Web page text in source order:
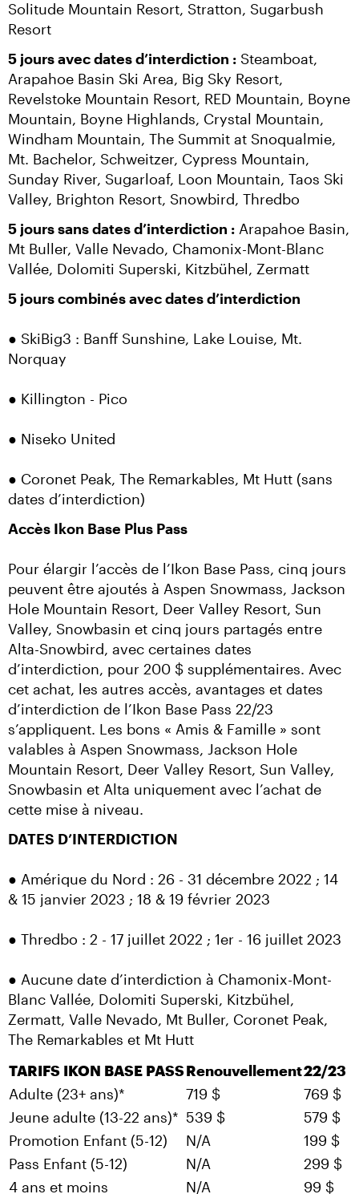
Solitude Mountain Resort, Stratton, Sugarbush
Resort
5 jours avec dates d’interdiction : Steamboat,
Arapahoe Basin Ski Area, Big Sky Resort,
Revelstoke Mountain Resort, RED Mountain, Boyne
Mountain, Boyne Highlands, Crystal Mountain,
Windham Mountain, The Summit at Snoqualmie,
Mt. Bachelor, Schweitzer, Cypress Mountain,
Sunday River, Sugarloaf, Loon Mountain, Taos Ski
Valley, Brighton Resort, Snowbird, Thredbo
5 jours sans dates d’interdiction : Arapahoe Basin,
Mt Buller, Valle Nevado, Chamonix-Mont-Blanc
Vallée, Dolomiti Superski, Kitzbühel, Zermatt
5 jours combinés avec dates d’interdiction
● SkiBig3 : Banff Sunshine, Lake Louise, Mt.
Norquay
● Killington - Pico
● Niseko United
● Coronet Peak, The Remarkables, Mt Hutt (sans
dates d’interdiction)
Accès Ikon Base Plus Pass
Pour élargir l’accès de l’Ikon Base Pass, cinq jours
peuvent être ajoutés à Aspen Snowmass, Jackson
Hole Mountain Resort, Deer Valley Resort, Sun
Valley, Snowbasin et cinq jours partagés entre
Alta-Snowbird, avec certaines dates
d’interdiction, pour 200 $ supplémentaires. Avec
cet achat, les autres accès, avantages et dates
d’interdiction de l’Ikon Base Pass 22/23
s’appliquent. Les bons « Amis & Famille » sont
valables à Aspen Snowmass, Jackson Hole
Mountain Resort, Deer Valley Resort, Sun Valley,
Snowbasin et Alta uniquement avec l’achat de
cette mise à niveau.
DATES D’INTERDICTION
● Amérique du Nord : 26 - 31 décembre 2022 ; 14
& 15 janvier 2023 ; 18 & 19 février 2023
● Thredbo : 2 - 17 juillet 2022 ; 1er - 16 juillet 2023
● Aucune date d’interdiction à Chamonix-Mont-
Blanc Vallée, Dolomiti Superski, Kitzbühel,
Zermatt, Valle Nevado, Mt Buller, Coronet Peak,
The Remarkables et Mt Hutt
TARIFS IKON BASE PASSRenouvellement22/23
Adulte (23+ ans)*
719 $
769 $
Jeune adulte (13-22 ans)* 539 $
579 $
Promotion Enfant (5-12)
N/A
199 $
Pass Enfant (5-12)
N/A
299 $
4 ans et moins
N/A 99 $